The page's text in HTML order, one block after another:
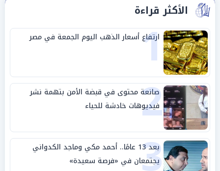
الأكثر قراءة
1
ارتفاع أسعار الذهب اليوم الجمعة في مصر
2
صانعة محتوى في قبضة الأمن بتهمة نشر
فيديوهات خادشة للحياء
بعد 13 عامًا.. أحمد مكي وماجد الكدواني
يجتمعان في «فرصة سعيدة»